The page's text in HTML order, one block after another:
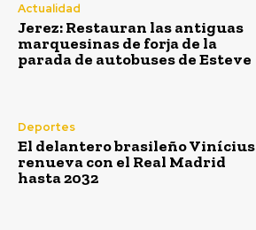
Actualidad
Jerez: Restauran las antiguas
marquesinas de forja de la
parada de autobuses de Esteve
Deportes
El delantero brasileño Vinícius
renueva con el Real Madrid
hasta 2032